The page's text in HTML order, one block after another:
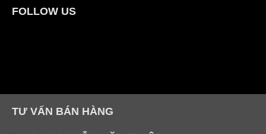
FOLLOW US
TƯ VẤN BÁN HÀNG